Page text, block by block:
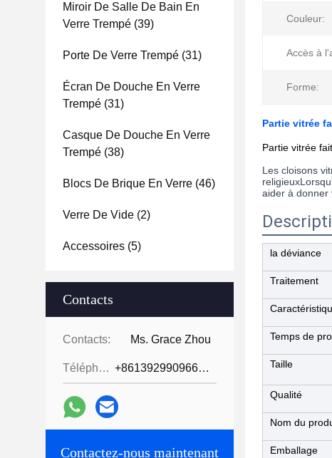
Miroir De Salle De Bain En
Verre Trempé (39)
Porte De Verre Trempé (31)
Écran De Douche En Verre
Trempé (31)
Casque De Douche En Verre
Trempé (38)
Blocs De Brique En Verre (46)
Verre De Vide (2)
Accessoires (5)
Contacts
Contacts: Ms. Grace Zhou
Téléphone: +8613929909663--13690711186
Contactez-nous maintenant
Couleur:
Accès à
Forme:
Partie vitrée
Partie vitrée
Les cloisons
aider à donner
la déviance
Traitement
Temps de
Taille
Qualité
Nom du
Emballage